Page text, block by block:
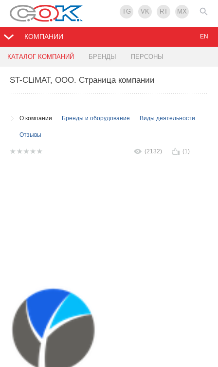
TG VK RT MX
КОМПАНИИ
КАТАЛОГ КОМПАНИЙ БРЕНДЫ ПЕРСОНЫ
EN
ST-CLiMAT, ООО. Страница компании
О компании Бренды и оборудование Виды деятельности
Отзывы
(2132) (1)